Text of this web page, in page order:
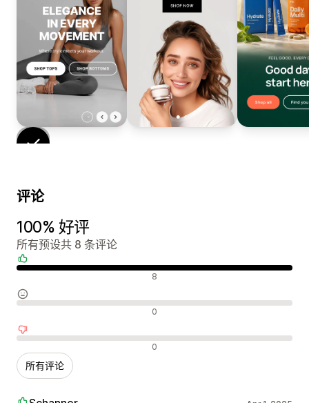
评论
100% 好评
所有预设共 8 条评论
8
0
0
所有评论